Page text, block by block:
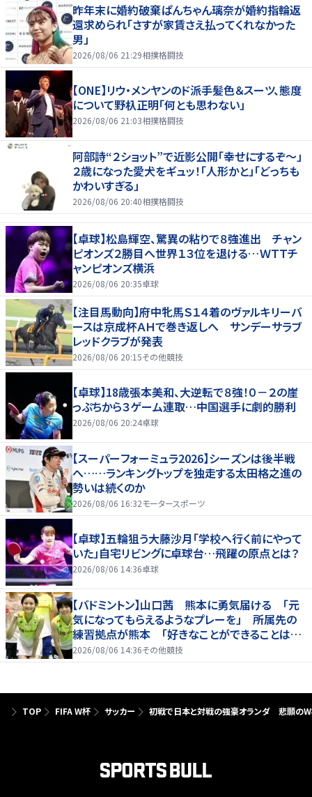
昨年末に婚約破棄ぱんちゃん璃奈が婚約指輪返
還求められ「さすが家賃さえ払ってくれなかった
男」
2026/08/06 21:29相撲格闘技
【ONE】リウ・メンヤンのド派手髪色＆スーツ、態度
について野杁正明「何とも思わない」
2026/08/06 21:03相撲格闘技
阿部詩“２ショット”で近影公開「幸せにするぞ〜」
２歳になった愛犬をギュッ！「人形かと」「どっちも
かわいすぎる」
2026/08/06 20:40相撲格闘技
【卓球】松島輝空、驚異の粘りで８強進出 チャン
ピオンズ２勝目へ世界１３位を退ける…ＷＴＴチ
ャンピオンズ横浜
2026/08/06 20:35卓球
【注目馬動向】府中牝馬Ｓ１４着のヴァルキリーバ
ースは京成杯ＡＨで巻き返しへ サンデーサラブ
レッドクラブが発表
2026/08/06 20:15その他競技
【卓球】18歳張本美和、大逆転で８強！０－２の崖
っぷちから３ゲーム連取…中国選手に劇的勝利
2026/08/06 20:24卓球
【スーパーフォーミュラ2026】シーズンは後半戦
へ……ランキングトップを独走する太田格之進の
勢いは続くのか
2026/08/06 16:32モータースポーツ
【卓球】五輪狙う大藤沙月「学校へ行く前にやって
いた」自宅リビングに卓球台…飛躍の原点とは？
2026/08/06 14:36卓球
【バドミントン】山口茜 熊本に勇気届ける 「元
気になってもらえるようなプレーを」 所属先の
練習拠点が熊本 「好きなことができることは当
たり前じゃない」
2026/08/06 14:36その他競技
TOP FIFA W杯 サッカー 初戦で日本と対戦の強豪オランダ 悲願の